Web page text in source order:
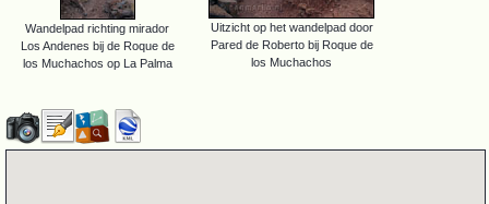
Wandelpad richting mirador
Los Andenes bij de Roque de
los Muchachos op La Palma
Uitzicht op het wandelpad door
Pared de Roberto bij Roque de
los Muchachos